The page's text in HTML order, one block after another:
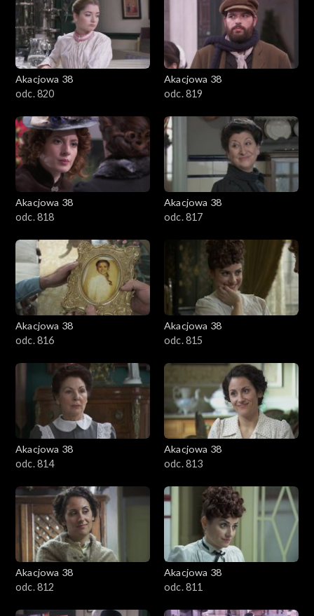
Akacjowa 38
odc. 820
Akacjowa 38
odc. 819
Akacjowa 38
odc. 818
Akacjowa 38
odc. 817
Akacjowa 38
odc. 816
Akacjowa 38
odc. 815
Akacjowa 38
odc. 814
Akacjowa 38
odc. 813
Akacjowa 38
odc. 812
Akacjowa 38
odc. 811